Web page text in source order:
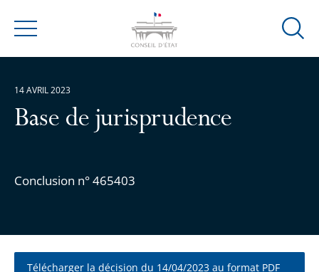
Menu
Ouvrir
Base de jurisprudence
Conclusion n° 465403
14 AVRIL 2023
Télécharger la décision du 14/04/2023 au format PDF